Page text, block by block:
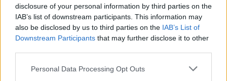
disclosure of your personal information by third parties on the
IAB’s list of downstream participants. This information may
also be disclosed by us to third parties on the IAB’s List of
Downstream Participants that may further disclose it to other
Personal Data Processing Opt Outs